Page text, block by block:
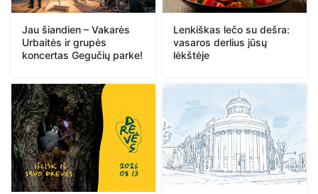
Jau šiandien – Vakarės
Urbaitės ir grupės
koncertas Gegučių parke!
Lenkiškas lečo su dešra:
vasaros derlius jūsų
lėkštėje